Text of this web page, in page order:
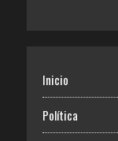
Inicio
Política